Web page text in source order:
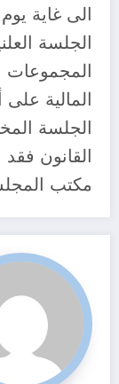
الى غاية
الجلسة
المجموعات
المالية
الجلسة
القانون
مكتب